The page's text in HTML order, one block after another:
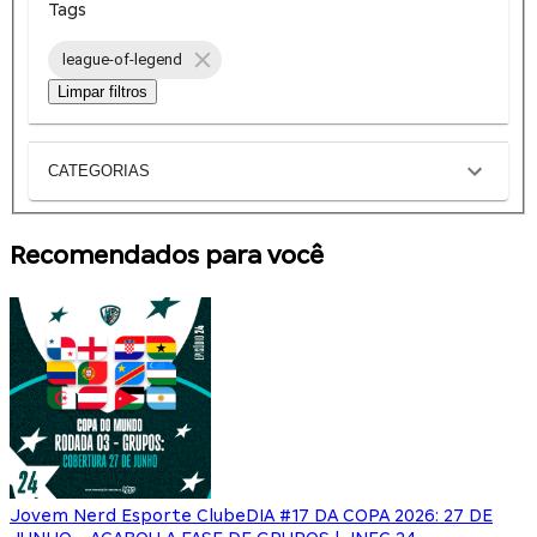
Tags
league-of-legend
Limpar filtros
CATEGORIAS
Recomendados para você
Jovem Nerd Esporte ClubeDIA #17 DA COPA 2026: 27 DE